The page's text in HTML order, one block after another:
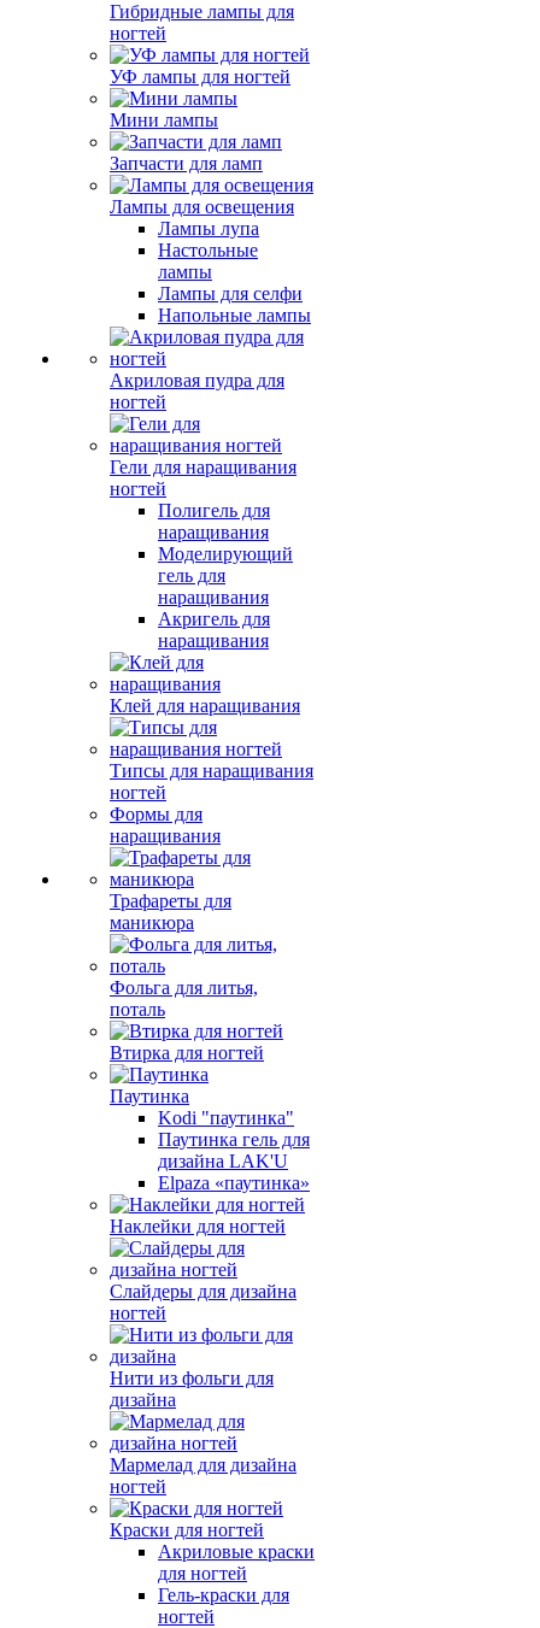
Гибридные лампы для
ногтей
УФ лампы для ногтей
Мини лампы
Запчасти для ламп
Лампы для освещения
Лампы лупа
Настольные
лампы
Лампы для селфи
Напольные лампы
Акриловая пудра для
ногтей
Гели для наращивания
ногтей
Полигель для
наращивания
Моделирующий
гель для
наращивания
Акригель для
наращивания
Клей для наращивания
Типсы для наращивания
ногтей
Формы для
наращивания
Трафареты для
маникюра
Фольга для литья,
поталь
Втирка для ногтей
Паутинка
Kodi "паутинка"
Паутинка гель для
дизайна LAK'U
Elpaza «паутинка»
Наклейки для ногтей
Слайдеры для дизайна
ногтей
Нити из фольги для
дизайна
Мармелад для дизайна
ногтей
Краски для ногтей
Акриловые краски
для ногтей
Гель-краски для
ногтей